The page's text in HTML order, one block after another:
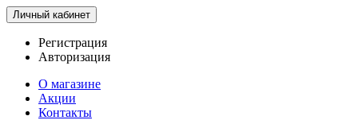
Личный кабинет
Регистрация
Авторизация
О магазине
Акции
Контакты